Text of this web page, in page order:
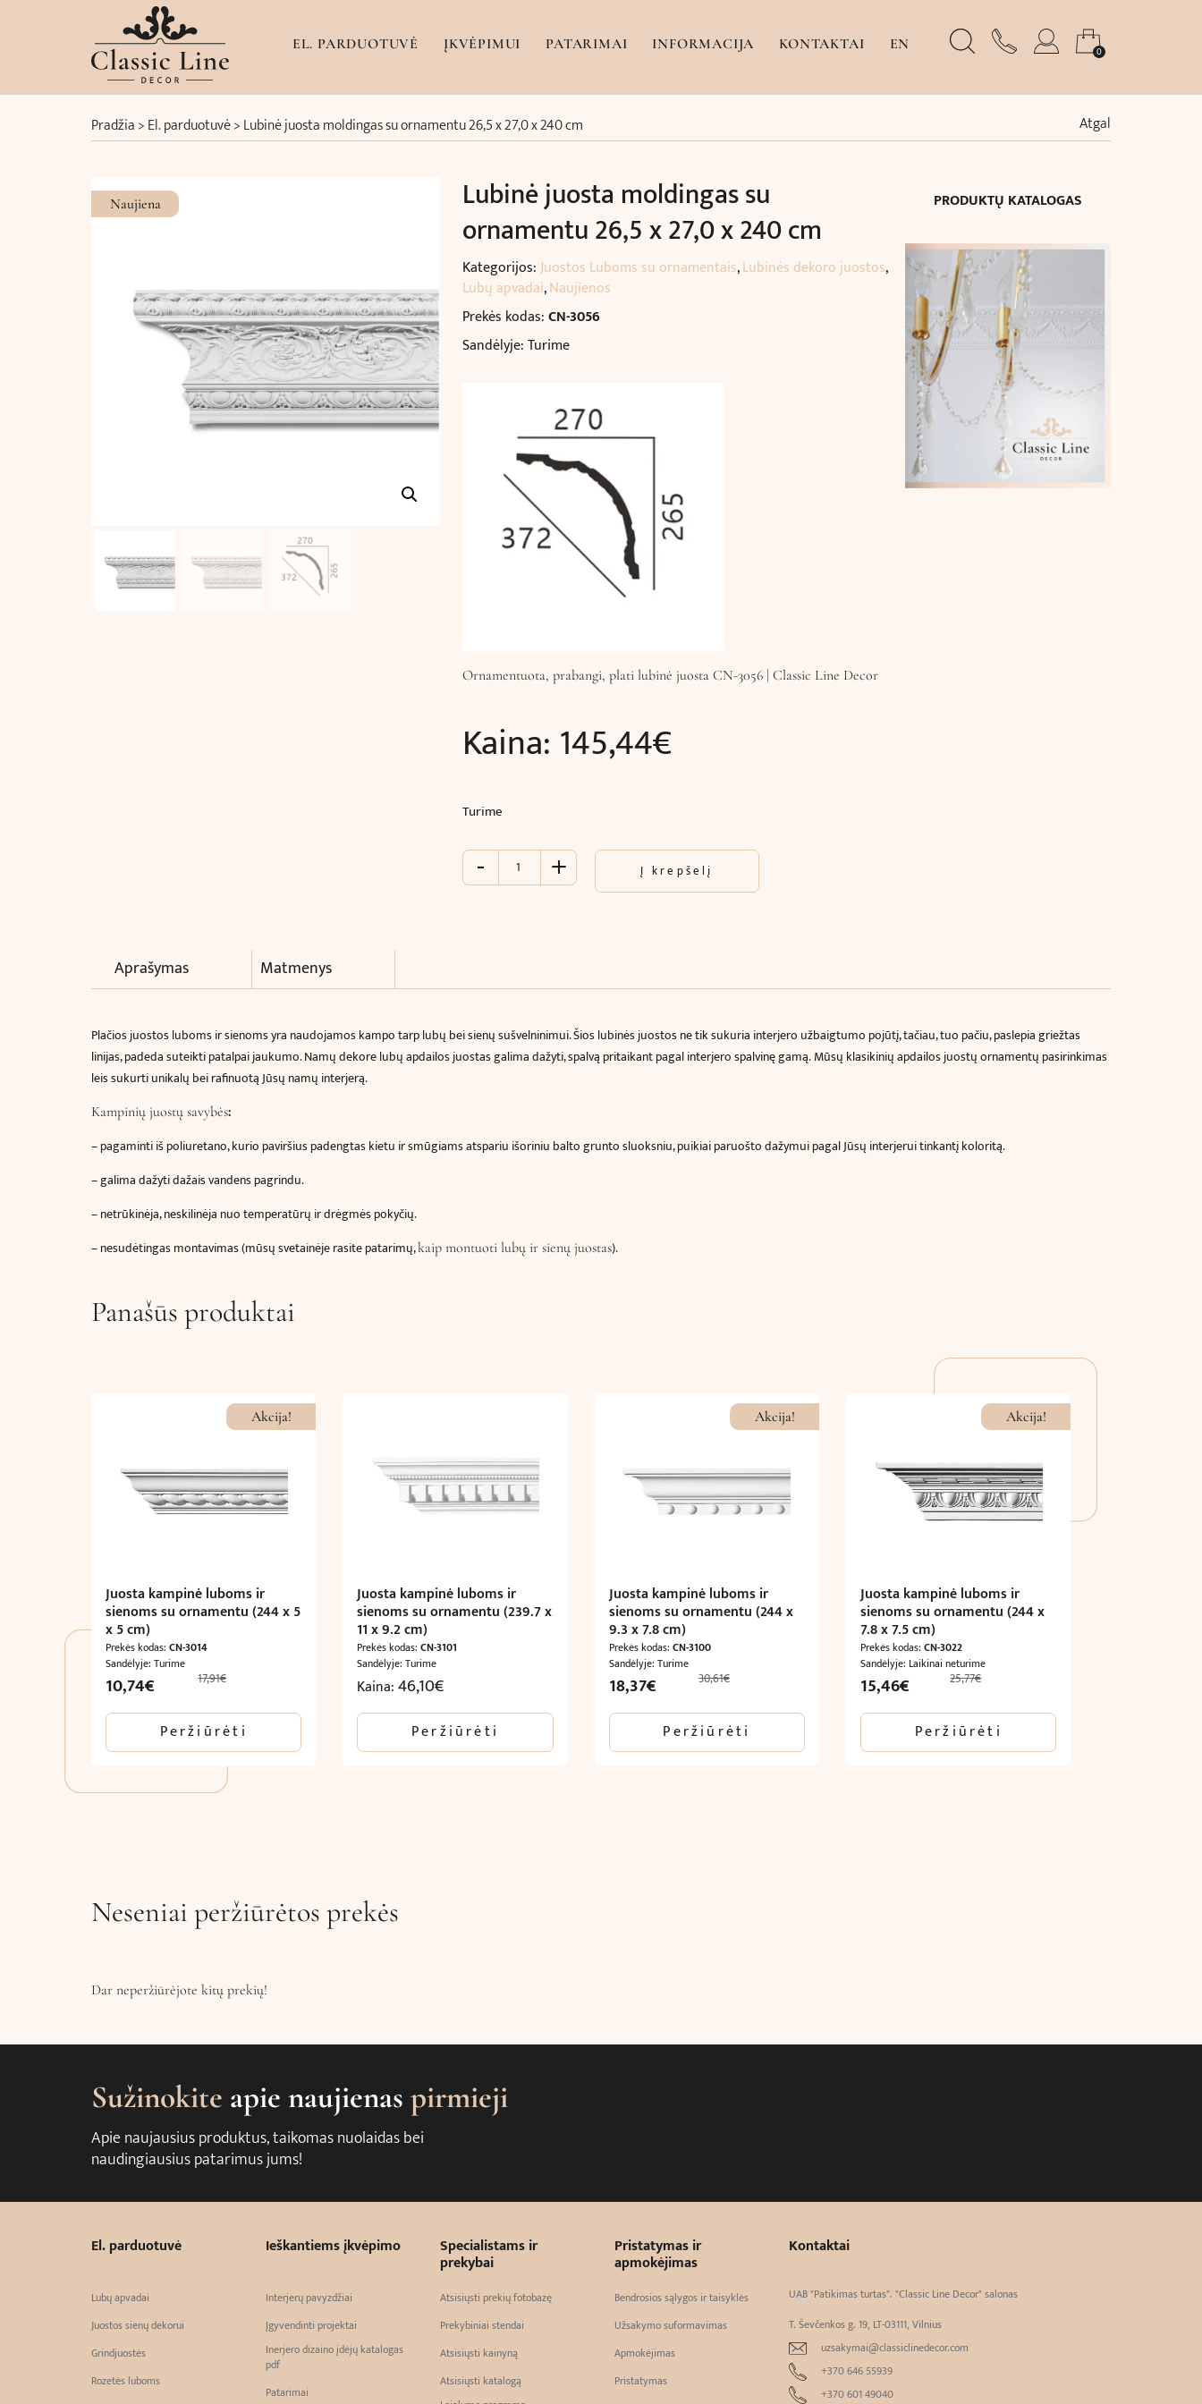
EL. PARDUOTUVĖ ĮKVĖPIMUI PATARIMAI INFORMACIJA KONTAKTAI EN 0
Pradžia>El. parduotuvė>Lubinė juosta moldingas su ornamentu 26,5 x 27,0 x 240 cm Atgal
Naujiena
Lubinė juosta moldingas su
ornamentu 26,5 x 27,0 x 240 cm
Kategorijos:Juostos Luboms su ornamentais,Lubinės dekoro juostos,
Lubų apvadai,Naujienos
Prekės kodas:CN-3056
Sandėlyje: Turime
Ornamentuota, prabangi, plati lubinė juosta CN-3056 | Classic Line Decor
Kaina: 145,44€
Turime
-
produkto
27,0
x
+ Į krepšelį
PRODUKTŲ KATALOGAS
Aprašymas Matmenys
Plačios juostos luboms ir sienoms yra naudojamos kampo tarp lubų bei sienų sušvelninimui. Šios lubinės juostos ne tik sukuria interjero užbaigtumo pojūtį, tačiau, tuo pačiu, paslepia griežtas
linijas, padeda suteikti patalpai jaukumo. Namų dekore lubų apdailos juostas galima dažyti, spalvą pritaikant pagal interjero spalvinę gamą.Mūsų klasikinių apdailos juostų ornamentų pasirinkimas
leis sukurti unikalų bei rafinuotą Jūsų namų interjerą.
Kampinių juostų savybės:
– pagaminti iš poliuretano, kurio paviršius padengtas kietu ir smūgiams atspariu išoriniu balto grunto sluoksniu, puikiai paruošto dažymui pagal Jūsų interjerui tinkantį koloritą.
– galima dažyti dažais vandens pagrindu.
– netrūkinėja, neskilinėja nuo temperatūrų ir drėgmės pokyčių.
– nesudėtingas montavimas (mūsų svetainėje rasite patarimų,kaip montuoti lubų ir sienų juostas).
Panašūs produktai
Akcija!
Juosta kampinė luboms ir
sienoms su ornamentu (244 x 5
x 5 cm)
Prekės kodas: CN-3014
Sandėlyje: Turime
17,91€
Original
was:
17,91€.
10,74€ Current
is:
10,74€.
Peržiūrėti
Juosta kampinė luboms ir
sienoms su ornamentu (239.7 x
11 x 9.2 cm)
Prekės kodas:CN-3101
Sandėlyje: Turime
Kaina:46,10€
Peržiūrėti
Akcija!
Juosta kampinė luboms ir
sienoms su ornamentu (244 x
9.3 x 7.8 cm)
Prekės kodas: CN-3100
Sandėlyje: Turime
30,61€
Original
was:
30,61€.
18,37€Current
is:
18,37€.
Peržiūrėti
Akcija!
Juosta kampinė luboms ir
sienoms su ornamentu (244 x
7.8 x 7.5 cm)
Prekės kodas:CN-3022
Sandėlyje: Laikinai neturime
25,77€
Original
was:
25,77€.
15,46€ Current
is:
15,46€.
Peržiūrėti
Neseniai peržiūrėtos prekės
Dar neperžiūrėjote kitų prekių!
Sužinokite apie naujienas pirmieji
Apie naujausius produktus, taikomas nuolaidas bei
naudingiausius patarimus jums!
El. parduotuvė
Lubų apvadai
Juostos sienų dekorui
Grindjuostės
Rozetės luboms
Ieškantiems įkvėpimo
Interjerų pavyzdžiai
Įgyvendinti projektai
Inerjero dizaino įdėjų katalogas
pdf
Patarimai
Specialistams ir
prekybai
Atsisiųsti prekių fotobazę
Prekybiniai stendai
Atsisiųsti kainyną
Atsisiųsti katalogą
Pristatymas ir
apmokėjimas
Bendrosios sąlygos ir taisyklės
Užsakymo suformavimas
Apmokėjimas
Pristatymas
Kontaktai
UAB "Patikimas turtas". "Classic Line Decor" salonas
T. Ševčenkos g. 19, LT-03111, Vilnius
uzsakymai@classiclinedecor.com
+370 646 55939
+370 601 49040